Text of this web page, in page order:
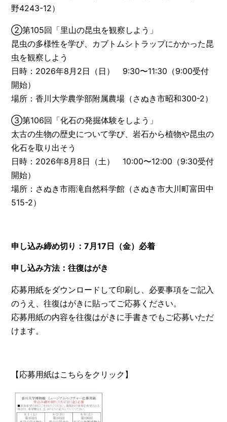
野4243-12）
②第105回「里山の昆虫を観察しよう」
昆虫の多様性を学び、カブトムシトラップにかかった昆
虫を観察しよう
日時：2026年8月2日（日） 9:30〜11:30（9:00受付
開始）
場所：香川大学農学部附属農場（さぬき市昭和300-2）
③第106回「化石の発掘体験をしよう」
太古の生物の歴史について学び、岩石から植物や昆虫の
化石を取り出そう
日時：2026年8月8日（土） 10:00〜12:00（9:30受付
開始）
場所：さぬき市雨滝自然科学館（さぬき市大川町富田中
515-2）
申し込み締め切り：7月17日（金）必着
申し込み方法：往復はがき
応募用紙をダウンロードして印刷し、必要事項をご記入
のうえ、往復はがきに貼ってご応募ください。
応募用紙の内容を往復はがきに手書きでもご応募いただ
けます。
【応募用紙はこちらをクリック】